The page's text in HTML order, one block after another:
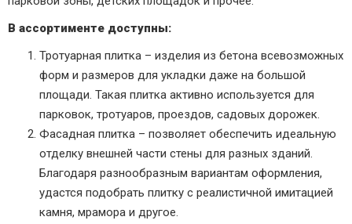
В ассортименте доступны:
Тротуарная плитка – изделия из бетона всевозможных
форм и размеров для укладки даже на большой
площади. Такая плитка активно используется для
парковок, тротуаров, проездов, садовых дорожек.
Фасадная плитка – позволяет обеспечить идеальную
отделку внешней части стены для разных зданий.
Благодаря разнообразным вариантам оформления,
удастся подобрать плитку с реалистичной имитацией
камня, мрамора и другое.